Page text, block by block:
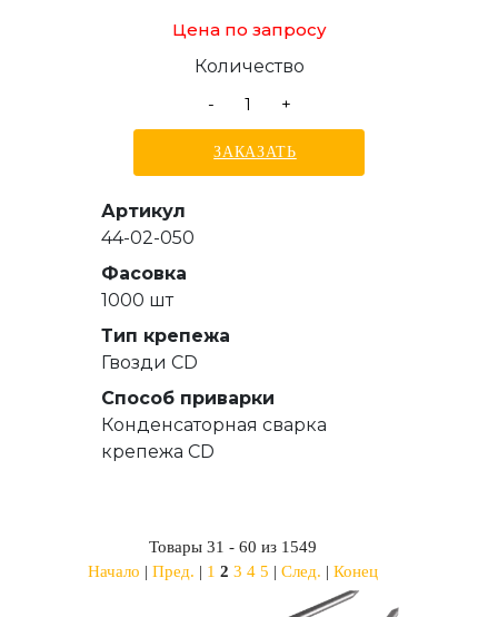
Цена по запросу
Количество
-
+
ЗАКАЗАТЬ
Артикул
44-02-050
Фасовка
1000 шт
Тип крепежа
Гвозди СD
Способ приварки
Конденсаторная сварка
крепежа CD
Товары 31 - 60 из 1549
Начало | Пред. | 1 2 3 4 5 | След. | Конец